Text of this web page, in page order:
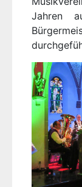
Jahren